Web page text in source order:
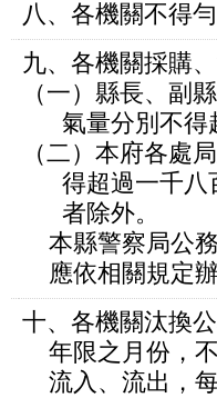
八、各機關不得
九、各機關採購
（一）縣長、副
氣量分別不得
（二）本府各處
得超過一千八
者除外。
本縣警察局公
應依相關規定辦
十、各機關汰換
年限之月份，
流入、流出，